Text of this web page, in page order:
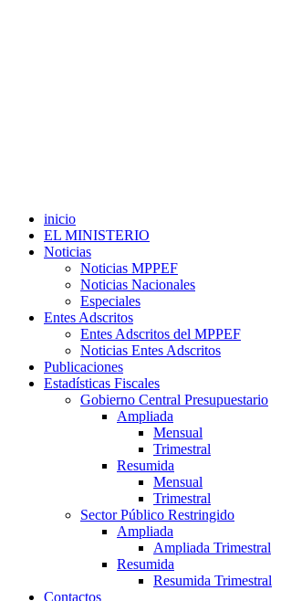
inicio
EL MINISTERIO
Noticias
Noticias MPPEF
Noticias Nacionales
Especiales
Entes Adscritos
Entes Adscritos del MPPEF
Noticias Entes Adscritos
Publicaciones
Estadísticas Fiscales
Gobierno Central Presupuestario
Ampliada
Mensual
Trimestral
Resumida
Mensual
Trimestral
Sector Público Restringido
Ampliada
Ampliada Trimestral
Resumida
Resumida Trimestral
Contactos